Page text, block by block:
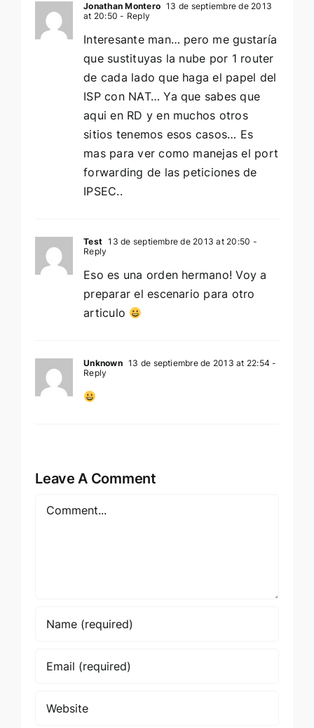
Jonathan Montero 13 de septiembre de 2013
at 20:50 - Reply
Interesante man… pero me gustaría
que sustituyas la nube por 1 router
de cada lado que haga el papel del
ISP con NAT… Ya que sabes que
aqui en RD y en muchos otros
sitios tenemos esos casos… Es
mas para ver como manejas el port
forwarding de las peticiones de
IPSEC..
Test 13 de septiembre de 2013 at 20:50 -
Reply
Eso es una orden hermano! Voy a
preparar el escenario para otro
articulo
Unknown 13 de septiembre de 2013 at 22:54 -
Reply
Leave A Comment
Comment